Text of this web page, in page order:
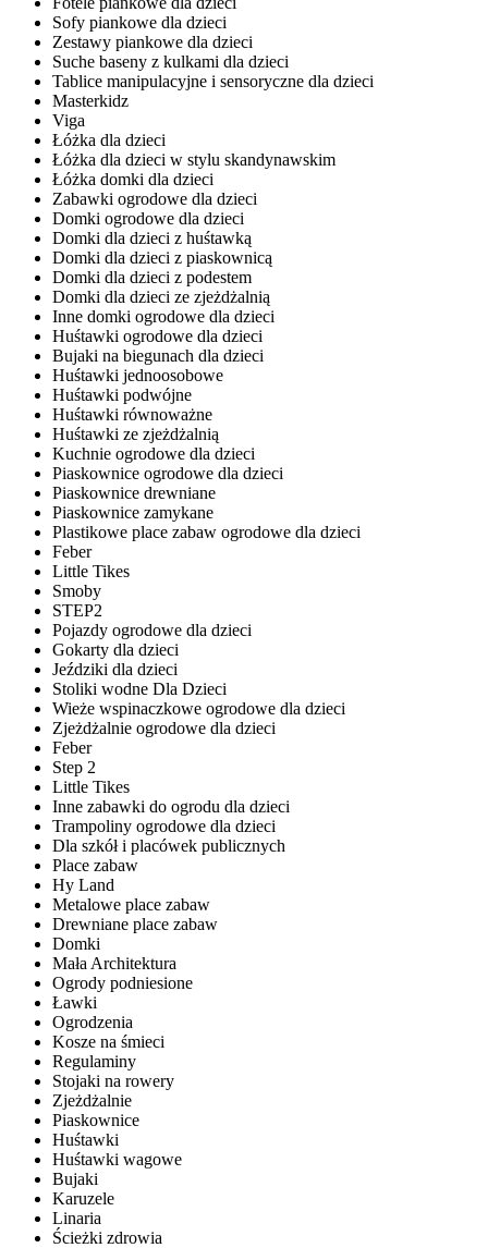
Sofy piankowe dla dzieci
Zestawy piankowe dla dzieci
Suche baseny z kulkami dla dzieci
Tablice manipulacyjne i sensoryczne dla dzieci
Masterkidz
Viga
Łóżka dla dzieci
Łóżka dla dzieci w stylu skandynawskim
Łóżka domki dla dzieci
Zabawki ogrodowe dla dzieci
Domki ogrodowe dla dzieci
Domki dla dzieci z huśtawką
Domki dla dzieci z piaskownicą
Domki dla dzieci z podestem
Domki dla dzieci ze zjeżdżalnią
Inne domki ogrodowe dla dzieci
Huśtawki ogrodowe dla dzieci
Bujaki na biegunach dla dzieci
Huśtawki jednoosobowe
Huśtawki podwójne
Huśtawki równoważne
Huśtawki ze zjeżdżalnią
Kuchnie ogrodowe dla dzieci
Piaskownice ogrodowe dla dzieci
Piaskownice drewniane
Piaskownice zamykane
Plastikowe place zabaw ogrodowe dla dzieci
Feber
Little Tikes
Smoby
STEP2
Pojazdy ogrodowe dla dzieci
Gokarty dla dzieci
Jeździki dla dzieci
Stoliki wodne Dla Dzieci
Wieże wspinaczkowe ogrodowe dla dzieci
Zjeżdżalnie ogrodowe dla dzieci
Feber
Step 2
Little Tikes
Inne zabawki do ogrodu dla dzieci
Trampoliny ogrodowe dla dzieci
Dla szkół i placówek publicznych
Place zabaw
Hy Land
Metalowe place zabaw
Drewniane place zabaw
Domki
Mała Architektura
Ogrody podniesione
Ławki
Ogrodzenia
Kosze na śmieci
Regulaminy
Stojaki na rowery
Zjeżdżalnie
Piaskownice
Huśtawki
Huśtawki wagowe
Bujaki
Karuzele
Linaria
Ścieżki zdrowia